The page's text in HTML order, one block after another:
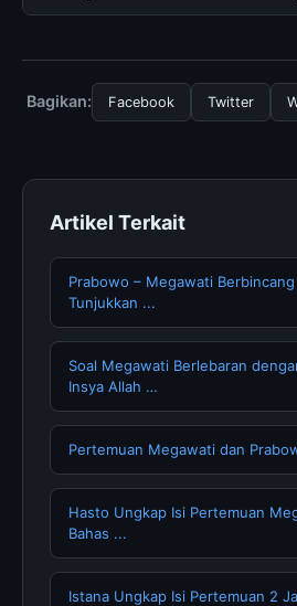
tersembunyi atau langganan yang
halaman resmi kami secara
memperbarui konten dengan
Bagikan: Facebook Twitter
Artikel Terkait
Prabowo – Megawati
Tunjukkan ...
Soal Megawati Berlebaran
Insya Allah …
Pertemuan Megawati dan
Hasto Ungkap Isi Pertemuan
Bahas ...
Istana Ungkap Isi Pertemuan 2